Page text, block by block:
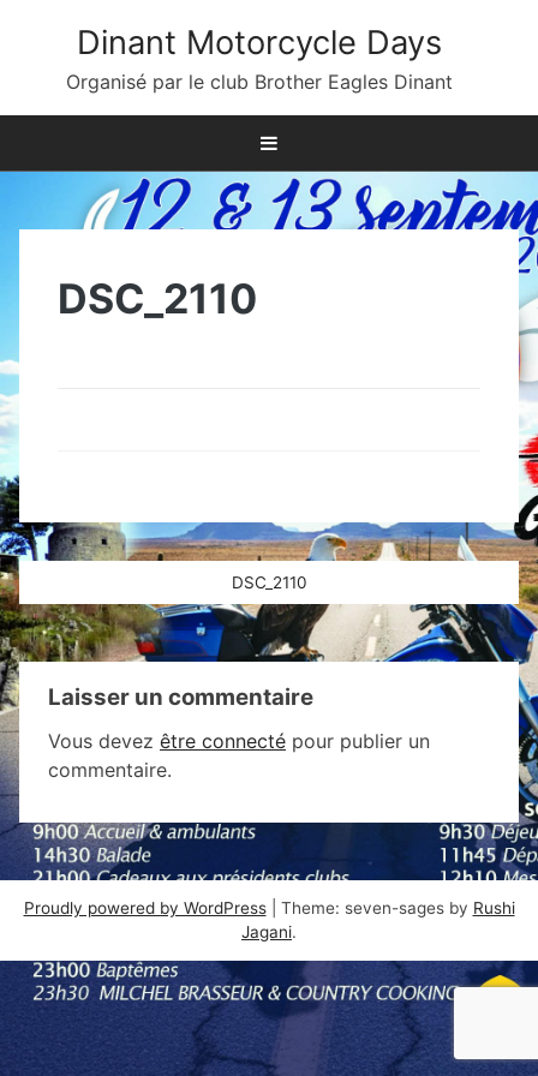
Dinant Motorcycle Days
Organisé par le club Brother Eagles Dinant
DSC_2110
Navigation
de
l’article
DSC_2110
Laisser un commentaire
Vous devez être connecté pour publier un
commentaire.
Proudly powered by WordPress Theme: seven-sages by Rushi
Jagani.